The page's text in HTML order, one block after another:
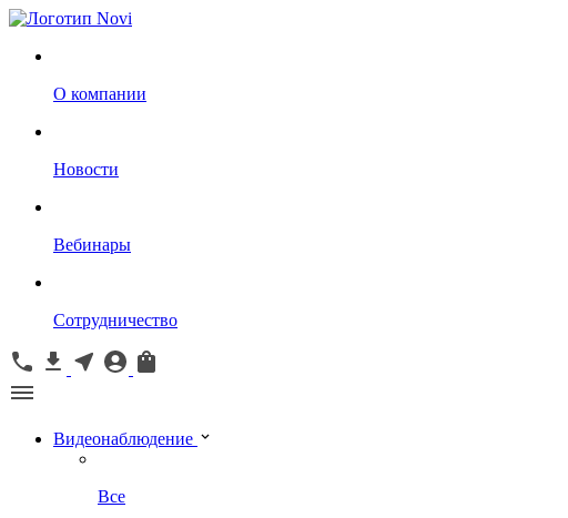
О компании
Новости
Вебинары
Сотрудничество
Видеонаблюдение
Все